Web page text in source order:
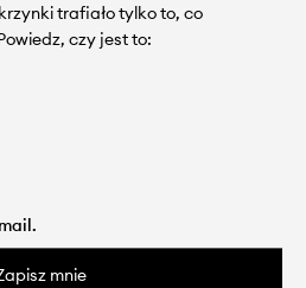
trafiało tylko to, co
czy jest to:
mnie